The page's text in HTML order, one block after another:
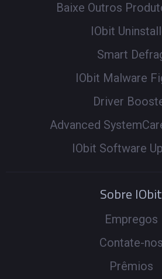
Baixe Outros
IObit
Smart
IObit Malware
Driver
Advanced
IObit Software
Sobre IObit
Empregos
Contate-nos
Prêmios